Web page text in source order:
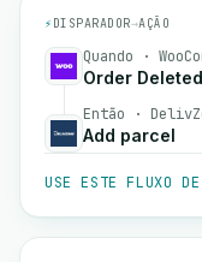
⚡ DISPARADOR→AÇÃO
Quando ·
Order Deleted
Então ·
Add parcel
USE ESTE FLUXO DE